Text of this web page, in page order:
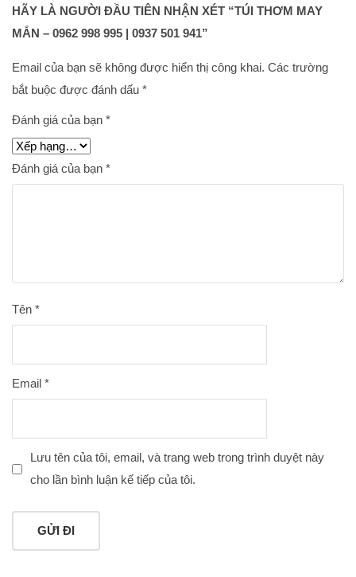
HÃY LÀ NGƯỜI ĐẦU TIÊN NHẬN XÉT “TÚI THƠM MAY
MẮN – 0962 998 995 | 0937 501 941”
Email của bạn sẽ không được hiển thị công khai. Các trường
bắt buộc được đánh dấu *
Đánh giá của bạn *
Đánh giá của bạn *
Tên *
Email *
Lưu tên của tôi, email, và trang web trong trình duyệt này
cho lần bình luận kế tiếp của tôi.